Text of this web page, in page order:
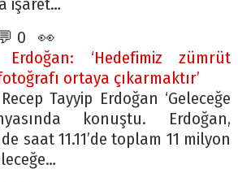
işaret…
💬 0 👀
Erdoğan: ‘Hedefimiz zümrüt
ortaya çıkarmaktır’
Tayyip Erdoğan ‘Geleceğe
konuştu. Erdoğan,
saat 11.11’de toplam 11 milyon